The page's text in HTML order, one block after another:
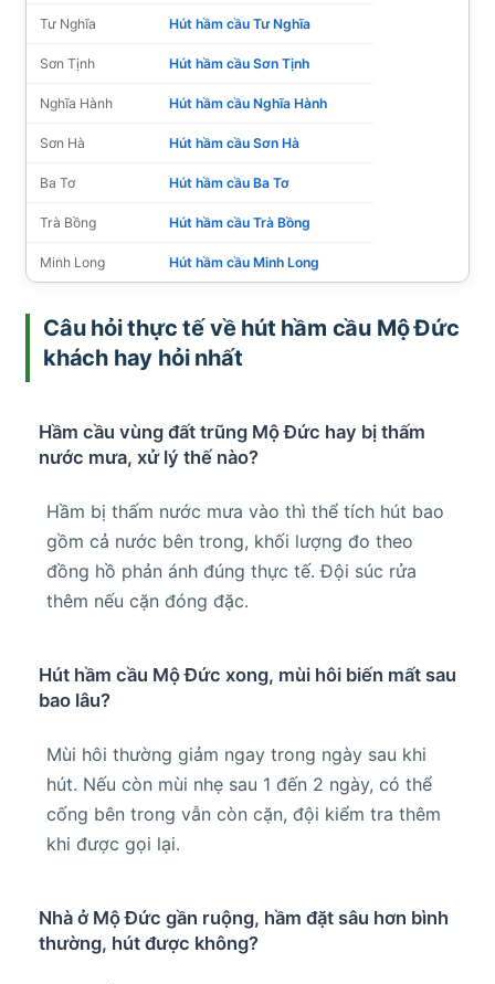
Tư Nghĩa Hút hầm cầu Tư Nghĩa
Sơn Tịnh Hút hầm cầu Sơn Tịnh
Nghĩa Hành Hút hầm cầu Nghĩa Hành
Sơn Hà Hút hầm cầu Sơn Hà
Ba Tơ Hút hầm cầu Ba Tơ
Trà Bồng Hút hầm cầu Trà Bồng
Minh Long Hút hầm cầu Minh Long
Câu hỏi thực tế về hút hầm cầu Mộ Đức
khách hay hỏi nhất
Hầm cầu vùng đất trũng Mộ Đức hay bị thấm
nước mưa, xử lý thế nào?
Hầm bị thấm nước mưa vào thì thể tích hút bao
gồm cả nước bên trong, khối lượng đo theo
đồng hồ phản ánh đúng thực tế. Đội súc rửa
thêm nếu cặn đóng đặc.
Hút hầm cầu Mộ Đức xong, mùi hôi biến mất sau
bao lâu?
Mùi hôi thường giảm ngay trong ngày sau khi
hút. Nếu còn mùi nhẹ sau 1 đến 2 ngày, có thể
cống bên trong vẫn còn cặn, đội kiểm tra thêm
khi được gọi lại.
Nhà ở Mộ Đức gần ruộng, hầm đặt sâu hơn bình
thường, hút được không?